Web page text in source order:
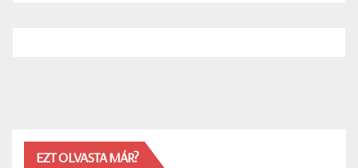
EZT OLVASTA MÁR?